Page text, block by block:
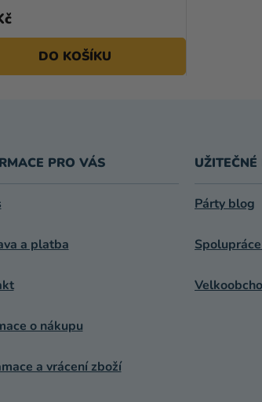
DO KOŠÍKU
PRO VÁS
a platba
o nákupu
a vrácení zboží
Párty blog